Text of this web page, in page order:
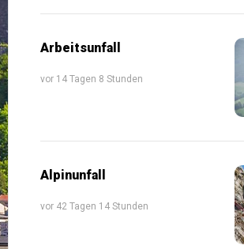
Arbeitsunfall
vor 14 Tagen 8 Stunden
Alpinunfall
vor 42 Tagen 14 Stunden